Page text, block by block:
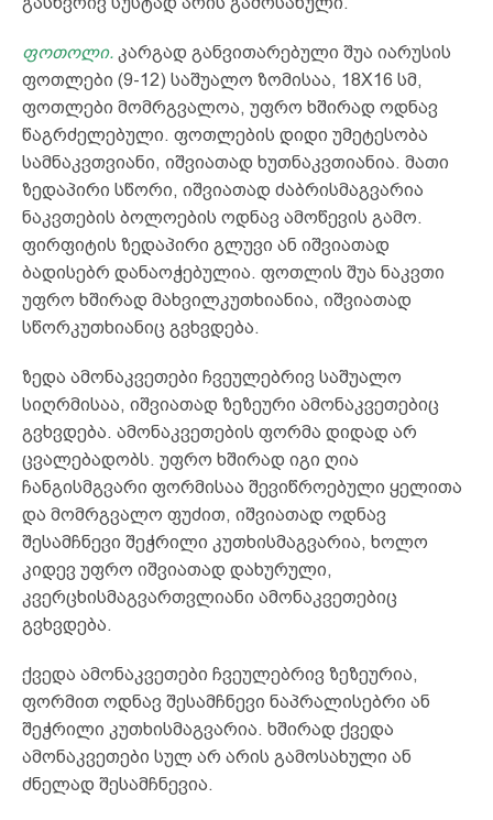
ფოთოლი. კარგად განვითარებული შუა იარუსის
ფოთლები (9-12) საშუალო ზომისაა, 18X16 სმ,
ფოთლები მომრგვალოა, უფრო ხშირად ოდნავ
წაგრძელებული. ფოთლების დიდი უმეტესობა
სამნაკვთვიანი, იშვიათად ხუთნაკვთიანია. მათი
ზედაპირი სწორი, იშვიათად ძაბრისმაგვარია
ნაკვთების ბოლოების ოდნავ ამოწევის გამო.
ფირფიტის ზედაპირი გლუვი ან იშვიათად
ბადისებრ დანაოჭებულია. ფოთლის შუა ნაკვთი
უფრო ხშირად მახვილკუთხიანია, იშვიათად
სწორკუთხიანიც გვხვდება.
ზედა ამონაკვეთები ჩვეულებრივ საშუალო
სიღრმისაა, იშვიათად ზეზეური ამონაკვეთებიც
გვხვდება. ამონაკვეთების ფორმა დიდად არ
ცვალებადობს. უფრო ხშირად იგი ღია
ჩანგისმგვარი ფორმისაა შევიწროებული ყელითა
და მომრგვალო ფუძით, იშვიათად ოდნავ
შესამჩნევი შეჭრილი კუთხისმაგვარია, ხოლო
კიდევ უფრო იშვიათად დახურული,
კვერცხისმაგვართვლიანი ამონაკვეთებიც
გვხვდება.
ქვედა ამონაკვეთები ჩვეულებრივ ზეზეურია,
ფორმით ოდნავ შესამჩნევი ნაპრალისებრი ან
შეჭრილი კუთხისმაგვარია. ხშირად ქვედა
ამონაკვეთები სულ არ არის გამოსახული ან
ძნელად შესამჩნევია.